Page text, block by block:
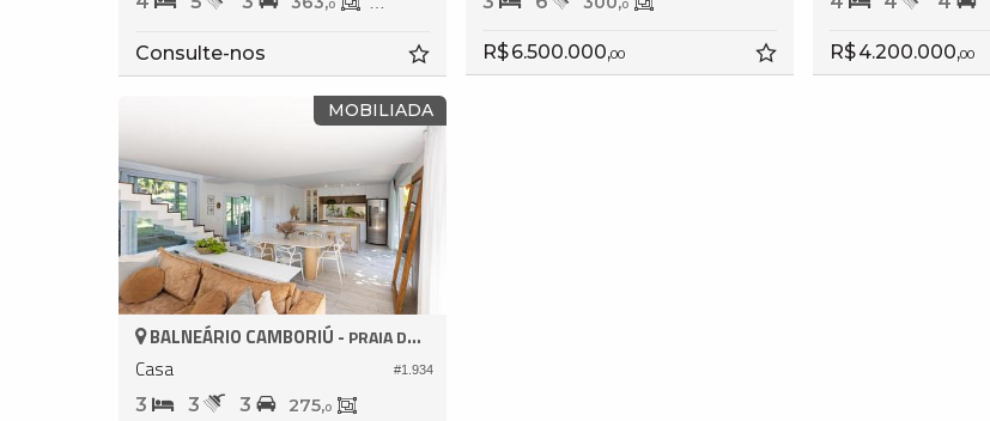
0
Consulte-nos
0
R$ 6.500.000,00 R$ 4.200.000,00
MOBILIADA
#1.934
BALNEÁRIO CAMBORIÚ - PRAIA DAS TAQUARAS
Casa
3 3 3 275,0